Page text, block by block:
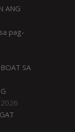
ANG
pag-
SA